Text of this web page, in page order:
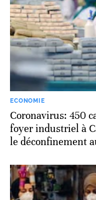
ECONOMIE
Coronavirus: 450
foyer industriel à
le déconfinement